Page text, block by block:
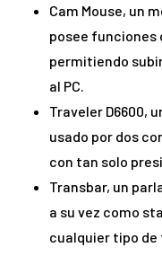
Cam Mouse, un
posee funciones
permitiendo
al PC.
Traveler D6600,
usado por dos
con tan solo
Transbar, un
a su vez como
cualquier tipo de